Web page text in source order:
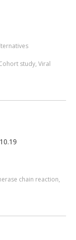
study, Viral
chain reaction,